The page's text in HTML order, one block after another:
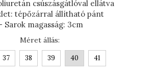
VALÓ
csúszásgátlóval ellátva
tépőzárral állítható pánt
- Sarok magasság: 3cm
Méret állás:
37 38 39 40 41